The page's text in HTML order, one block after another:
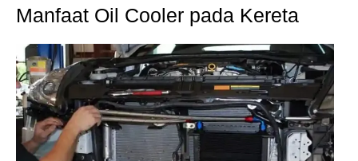
Manfaat Oil Cooler pada Kereta